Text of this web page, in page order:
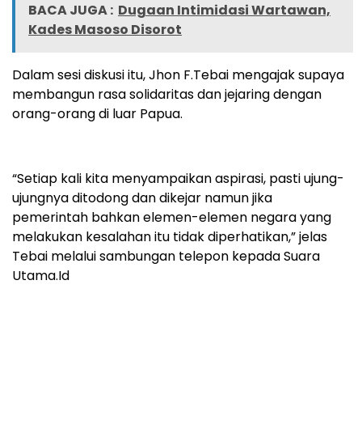
BACA JUGA : Dugaan Intimidasi Wartawan,
Kades Masoso Disorot
Dalam sesi diskusi itu, Jhon F.Tebai mengajak supaya
membangun rasa solidaritas dan jejaring dengan
orang-orang di luar Papua.
“Setiap kali kita menyampaikan aspirasi, pasti ujung-
ujungnya ditodong dan dikejar namun jika
pemerintah bahkan elemen-elemen negara yang
melakukan kesalahan itu tidak diperhatikan,” jelas
Tebai melalui sambungan telepon kepada Suara
Utama.Id